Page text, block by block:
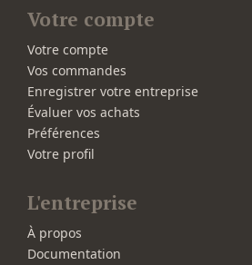
Votre compte
Votre compte
Vos commandes
Enregistrer votre entreprise
Évaluer vos achats
Préférences
Votre profil
L'entreprise
À propos
Documentation